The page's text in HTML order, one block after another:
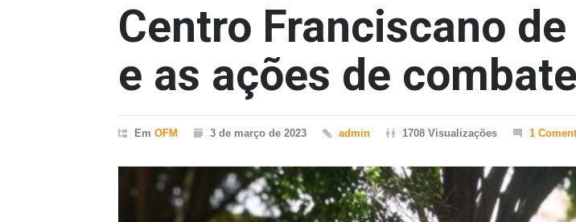
Centro Franciscano
e as ações de
Em OFM 3 de março de 2023 admin 1708 Visualizações 1